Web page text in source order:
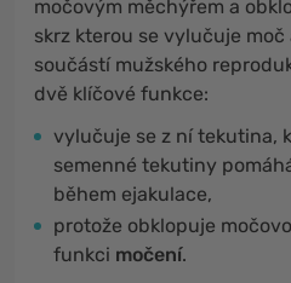
močovým měchýřem a
skrz kterou se vylučuje
součástí mužského
dvě klíčové funkce:
vylučuje se z ní tekutina,
semenné tekutiny
během ejakulace,
protože obklopuje
funkci močení.